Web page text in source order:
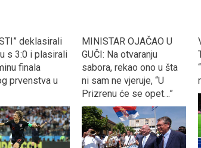
deklasirali
s 3:0 i plasirali
finala
prvenstva u
MINISTAR OJAČAO U
GUČI: Na otvaranju
sabora, rekao ono u šta
ni sam ne vjeruje, “U
Prizrenu će se opet…”